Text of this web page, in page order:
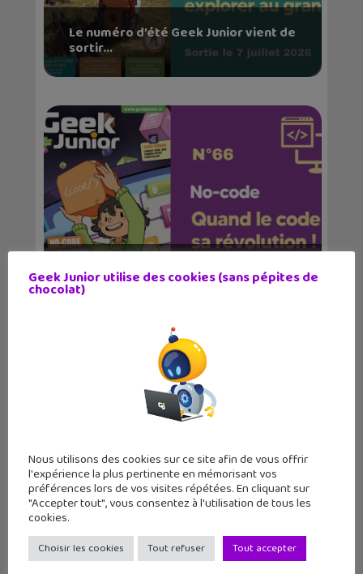
Le numéro d’été Geek Junior vient de
sortir...
Le magazine Geek Junior sort son
numéro d’av...
Geek Junior sort son numéro de mars
avec un dosssi...
Geek Junior utilise des cookies (sans pépites de
chocolat)
Nous utilisons des cookies sur ce site afin de vous offrir
l'expérience la plus pertinente en mémorisant vos
préférences lors de vos visites répétées. En cliquant sur
"Accepter tout", vous consentez à l'utilisation de tous les
cookies.
Choisir les cookies Tout refuser Tout accepter